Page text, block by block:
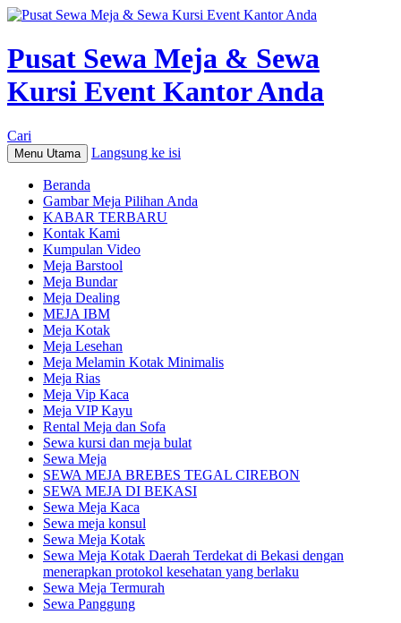
Pusat Sewa Meja & Sewa
Kursi Event Kantor Anda
Cari
Menu Utama Langsung ke isi
Beranda
Gambar Meja Pilihan Anda
KABAR TERBARU
Kontak Kami
Kumpulan Video
Meja Barstool
Meja Bundar
Meja Dealing
MEJA IBM
Meja Kotak
Meja Lesehan
Meja Melamin Kotak Minimalis
Meja Rias
Meja Vip Kaca
Meja VIP Kayu
Rental Meja dan Sofa
Sewa kursi dan meja bulat
Sewa Meja
SEWA MEJA BREBES TEGAL CIREBON
SEWA MEJA DI BEKASI
Sewa Meja Kaca
Sewa meja konsul
Sewa Meja Kotak
Sewa Meja Kotak Daerah Terdekat di Bekasi dengan
menerapkan protokol kesehatan yang berlaku
Sewa Meja Termurah
Sewa Panggung